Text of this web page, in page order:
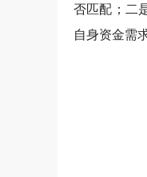
否匹配；二
自身资金需求